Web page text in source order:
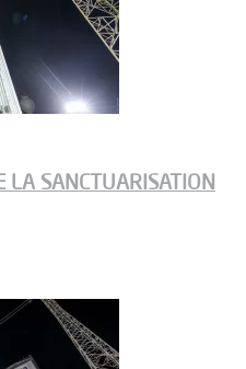
LA SANCTUARISATION